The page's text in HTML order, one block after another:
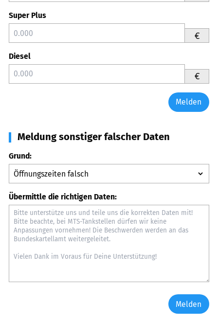
Super Plus
€
Diesel
€
Melden
Meldung sonstiger falscher Daten
Grund:
Übermittle die richtigen Daten:
Melden